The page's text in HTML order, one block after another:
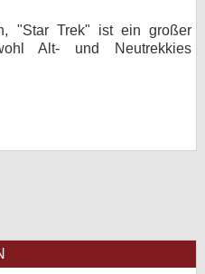
"Star Trek" ist ein großer
Alt- und Neutrekkies